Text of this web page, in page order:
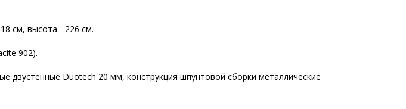
см, высота - 226 см.
902).
двустенные Duotech 20 мм, конструкция шпунтовой сборки металлические